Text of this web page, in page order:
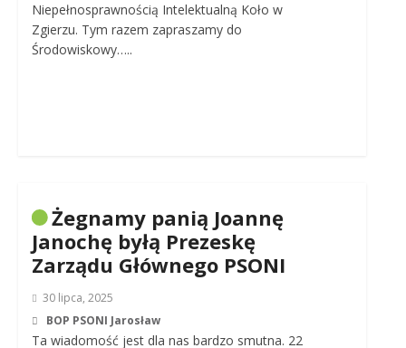
Niepełnosprawnością Intelektualną Koło w
Zgierzu. Tym razem zapraszamy do
Środowiskowy…..
Żegnamy panią Joannę
Janochę byłą Prezeskę
Zarządu Głównego PSONI
30 lipca, 2025
BOP PSONI Jarosław
Ta wiadomość jest dla nas bardzo smutna. 22